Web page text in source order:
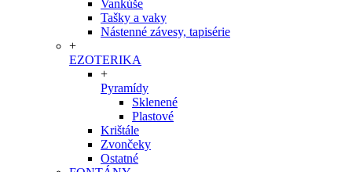
Vankúše
Tašky a vaky
Nástenné závesy, tapisérie
+
EZOTERIKA
+
Pyramídy
Sklenené
Plastové
Krištále
Zvončeky
Ostatné